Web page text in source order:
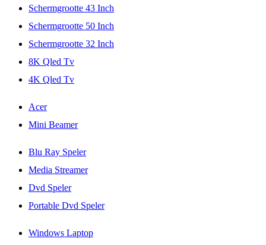
Schermgrootte 43 Inch
Schermgrootte 50 Inch
Schermgrootte 32 Inch
8K Qled Tv
4K Qled Tv
Acer
Mini Beamer
Blu Ray Speler
Media Streamer
Dvd Speler
Portable Dvd Speler
Windows Laptop